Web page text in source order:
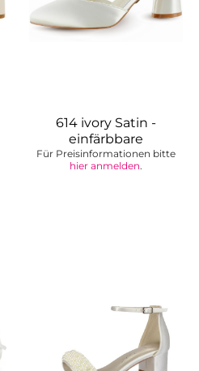
614 ivory Satin -
einfärbbare
Brautsandalette
Für Preisinformationen bitte
hier anmelden.